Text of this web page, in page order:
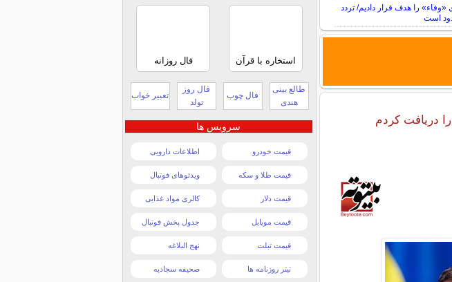
را هدف قرار دادیم/ تردد
است
دریافت کردم
استخاره با قرآن فال روزانه
طالع بینی
هندی
فال چوب
فال روز
تولد
تعبیر خواب
سرویس ها
قیمت خودرو اطلاعات دارویی
قیمت طلا و سکه ویدئوهای فوتبال
قیمت دلار کالری مواد غذایی
قیمت موبایل جدول پخش فوتبال
قیمت تبلت نهج البلاغه
تیتر روزنامه ها صحیفه سجادیه